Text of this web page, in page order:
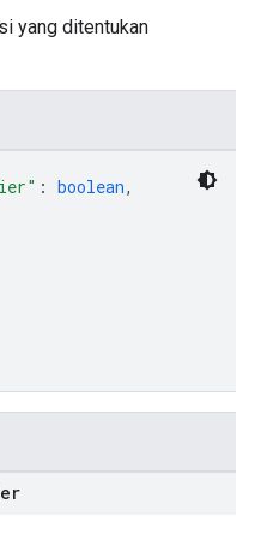
yang ditentukan
: boolean,